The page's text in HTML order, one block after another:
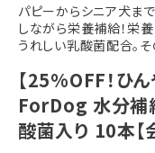
パピーからシニア犬ま
しながら栄養補給！栄
うれしい乳酸菌配合。そ
【25%OFF！ひ
ForDog 水分補
酸菌入り 10本【